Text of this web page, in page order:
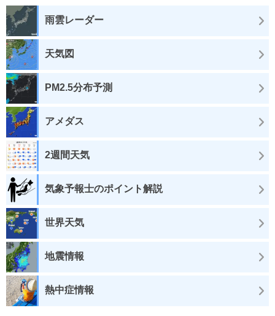
雨雲レーダー
天気図
PM2.5分布予測
アメダス
2週間天気
気象予報士のポイント解説
世界天気
地震情報
熱中症情報